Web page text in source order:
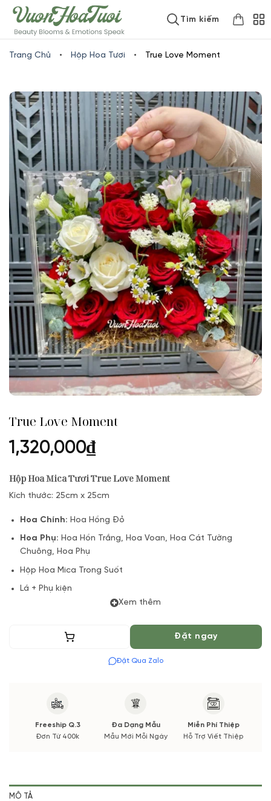
www.vuonhoatuoi.vnSkip
to
content
Tìm kiếm
Trang Chủ • Hộp Hoa Tươi • True Love Moment
True Love Moment
1,320,000₫
Hộp Hoa Mica Tươi True Love Moment
Kích thước: 25cm x 25cm
Hoa Chính: Hoa Hồng Đỏ
Hoa Phụ:Hoa Hồn Trắng, Hoa Voan, Hoa Cát Tường
Chuông, Hoa Phụ
Hộp Hoa Mica Trong Suốt
Lá + Phụ kiện
Đặt trước 4 tiếng hoặc 01 ngày
(*) Shop hoa tươi với dịch vụ đặt hoa online Vườn Hoa Tươi
đảm bảo phong cách cắm, tone màu sắc.
Xem thêm
Thêm vào giỏ Đặt ngay
Đặt Qua Zalo
Freeship Q.3
Đơn Từ 400k
Đa Dạng Mẫu
Mẫu Mới Mỗi Ngày
Miễn Phí Thiệp
Hỗ Trợ Viết Thiệp
MÔ TẢ